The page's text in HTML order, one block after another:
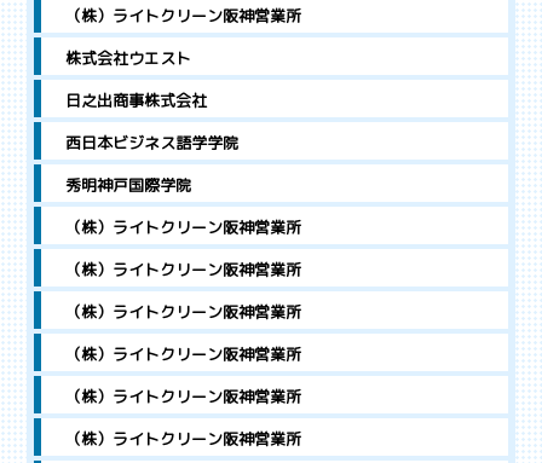
（株）ライトクリーン阪神営業所
株式会社ウエスト
日之出商事株式会社
西日本ビジネス語学学院
秀明神戸国際学院
（株）ライトクリーン阪神営業所
（株）ライトクリーン阪神営業所
（株）ライトクリーン阪神営業所
（株）ライトクリーン阪神営業所
（株）ライトクリーン阪神営業所
（株）ライトクリーン阪神営業所